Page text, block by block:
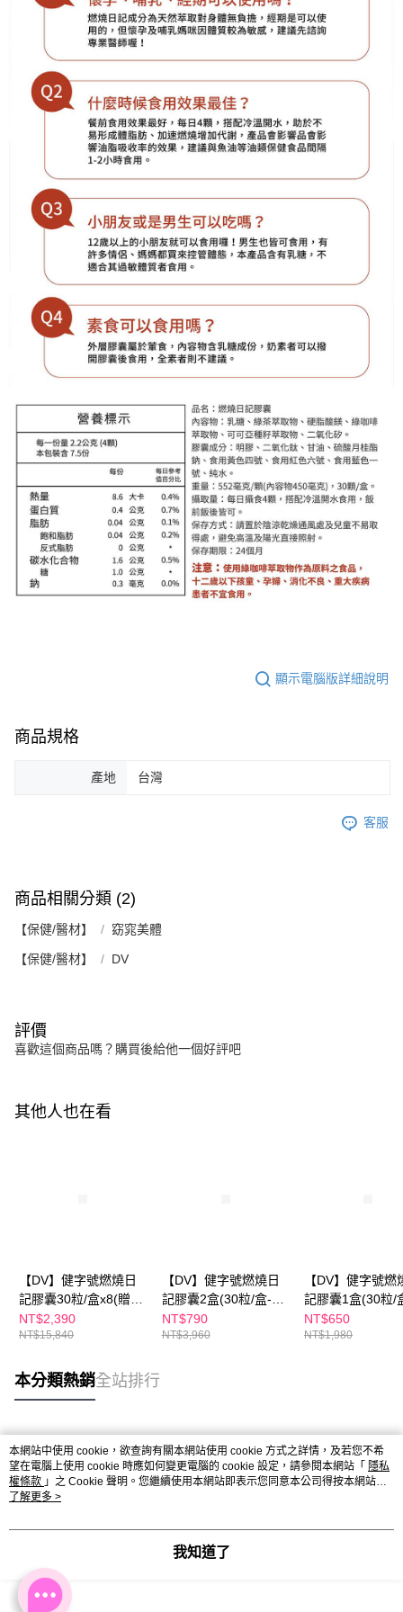
顯示電腦版詳細說明
商品規格
產地 台灣
客服
商品相關分類 (2)
【保健/醫材】 窈窕美體
【保健/醫材】 DV
評價
喜歡這個商品嗎？購買後給他一個好評吧
其他人也在看
【DV】健字號燃燒日
記膠囊30粒/盒x8(贈醇
耀妍3.0煥白組x1盒(3
包/盒)不易形成體脂肪
NT$2,390
NT$15,840
【DV】健字號燃燒日
記膠囊2盒(30粒/盒-不
易形成體脂肪)
NT$790
NT$3,960
【DV】健字號燃
記膠囊1盒(30粒/
易形成體脂肪)
NT$650
NT$1,980
本分類熱銷全站排行
熱門標籤
本網站中使用 cookie，欲查詢有關本網站使用 cookie 方式之詳情，及若您不希
望在電腦上使用 cookie 時應如何變更電腦的 cookie 設定，請參閱本網站「 隱私
權條款 」之 Cookie 聲明。您繼續使用本網站即表示您同意本公司得按本網站使
用條款之 Cookie 聲明使用 cookie。
了解更多 >
我知道了